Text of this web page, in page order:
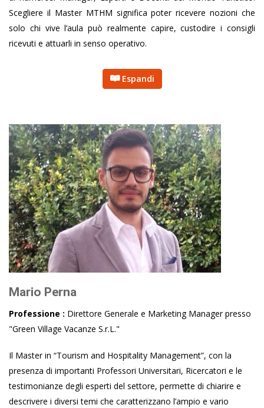
Scegliere il Master MTHM significa poter ricevere nozioni che
solo chi vive l’aula può realmente capire, custodire i consigli
ricevuti e attuarli in senso operativo.
Espandi
Mario Perna
Professione : Direttore Generale e Marketing Manager presso
"Green Village Vacanze S.r.L."
Il Master in “Tourism and Hospitality Management”, con la
presenza di importanti Professori Universitari, Ricercatori e le
testimonianze degli esperti del settore, permette di chiarire e
descrivere i diversi temi che caratterizzano l’ampio e vario